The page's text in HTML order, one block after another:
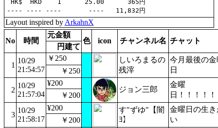
HK$  HKD    1      25.00      365円
Layout inspired by ArkahnX
No 時間
元金額
色 icon チャンネル名 チャット
円建て
1
10/29
21:54:57
￥250
しいろまるの
残滓
今月最後の金
日
￥250
2
10/29
21:57:04
¥200
ジョン三郎
金曜
日！！！！！
￥200
3
10/29
21:58:17
¥200
す"ずゆ"【闇
ﾖ】
金曜日の生き
い
￥200